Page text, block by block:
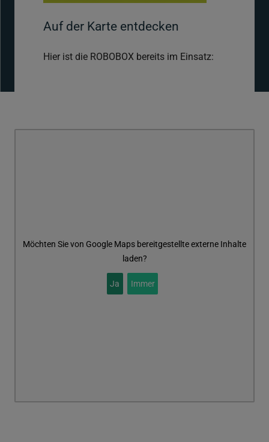
Auf der Karte entdecken
Hier ist die ROBOBOX bereits im Einsatz:
Möchten Sie von Google Maps bereitgestellte externe Inhalte
laden?
Ja Immer